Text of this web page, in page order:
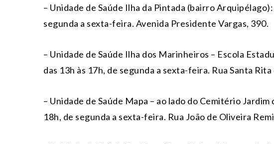
– Unidade de Saúde Ilha da Pintada (bairro Arquipélago):
segunda a sexta-feira. Avenida Presidente Vargas, 390.
– Unidade de Saúde Ilha dos Marinheiros – Escola
das 13h às 17h, de segunda a sexta-feira. Rua Santa
– Unidade de Saúde Mapa – ao lado do Cemitério Jardim
18h, de segunda a sexta-feira. Rua João de Oliveira